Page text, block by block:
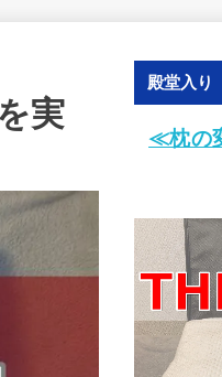
実
殿堂入り
≪枕の